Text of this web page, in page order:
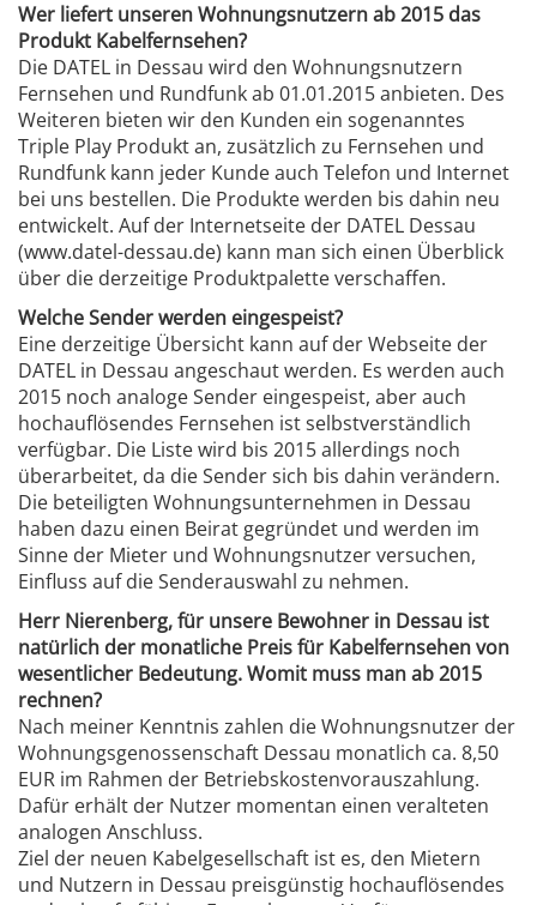
Wer liefert unseren Wohnungsnutzern ab 2015 das
Produkt Kabelfernsehen?
Die DATEL in Dessau wird den Wohnungsnutzern
Fernsehen und Rundfunk ab 01.01.2015 anbieten. Des
Weiteren bieten wir den Kunden ein sogenanntes
Triple Play Produkt an, zusätzlich zu Fernsehen und
Rundfunk kann jeder Kunde auch Telefon und Internet
bei uns bestellen. Die Produkte werden bis dahin neu
entwickelt. Auf der Internetseite der DATEL Dessau
(www.datel-dessau.de) kann man sich einen Überblick
über die derzeitige Produktpalette verschaffen.
Welche Sender werden eingespeist?
Eine derzeitige Übersicht kann auf der Webseite der
DATEL in Dessau angeschaut werden. Es werden auch
2015 noch analoge Sender eingespeist, aber auch
hochauflösendes Fernsehen ist selbstverständlich
verfügbar. Die Liste wird bis 2015 allerdings noch
überarbeitet, da die Sender sich bis dahin verändern.
Die beteiligten Wohnungsunternehmen in Dessau
haben dazu einen Beirat gegründet und werden im
Sinne der Mieter und Wohnungsnutzer versuchen,
Einfluss auf die Senderauswahl zu nehmen.
Herr Nierenberg, für unsere Bewohner in Dessau ist
natürlich der monatliche Preis für Kabelfernsehen von
wesentlicher Bedeutung. Womit muss man ab 2015
rechnen?
Nach meiner Kenntnis zahlen die Wohnungsnutzer der
Wohnungsgenossenschaft Dessau monatlich ca. 8,50
EUR im Rahmen der Betriebskostenvorauszahlung.
Dafür erhält der Nutzer momentan einen veralteten
analogen Anschluss.
Ziel der neuen Kabelgesellschaft ist es, den Mietern
und Nutzern in Dessau preisgünstig hochauflösendes